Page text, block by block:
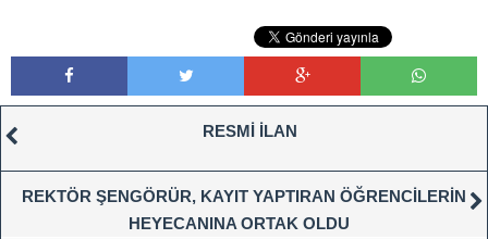
RESMİ İLAN
REKTÖR ŞENGÖRÜR, KAYIT YAPTIRAN ÖĞRENCİLERİN
HEYECANINA ORTAK OLDU